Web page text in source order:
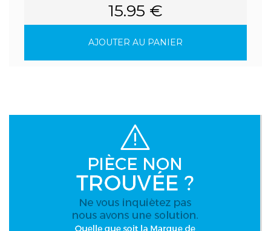
15.95 €
AJOUTER AU PANIER